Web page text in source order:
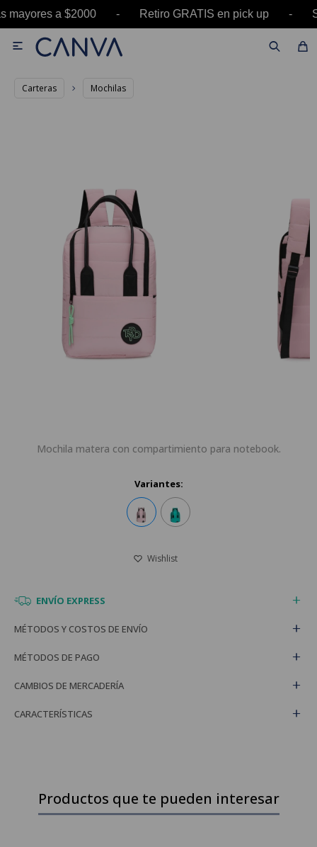
mayores a $2000 - Retiro GRATIS en pick up

Carteras Mochilas
Mochila matera con compartimiento para notebook.
Variantes:
ENVÍO EXPRESS
MÉTODOS Y COSTOS DE ENVÍO
MÉTODOS DE PAGO
CAMBIOS DE MERCADERÍA
CARACTERÍSTICAS
Productos que te pueden interesar